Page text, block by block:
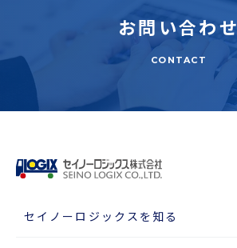
お問い合わせ
CONTACT
セイノーロジックスを知る